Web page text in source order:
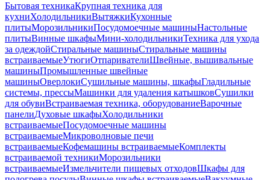
Бытовая техникаКрупная техника для
кухниХолодильникиВытяжкиКухонные
плитыМорозильникиПосудомоечные машиныНастольные
плитыВинные шкафыМини-холодильникиТехника для ухода
за одеждойСтиральные машиныСтиральные машины
встраиваемыеУтюгиОтпаривателиШвейные, вышивальные
машиныПромышленные швейные
машиныОверлокиСушильные машины, шкафыГладильные
системы, прессыМашинки для удаления катышковСушилки
для обувиВстраиваемая техника, оборудованиеВарочные
панелиДуховые шкафыХолодильники
встраиваемыеПосудомоечные машины
встраиваемыеМикроволновые печи
встраиваемыеКофемашины встраиваемыеКомплекты
встраиваемой техникиМорозильники
встраиваемыеИзмельчители пищевых отходовШкафы для